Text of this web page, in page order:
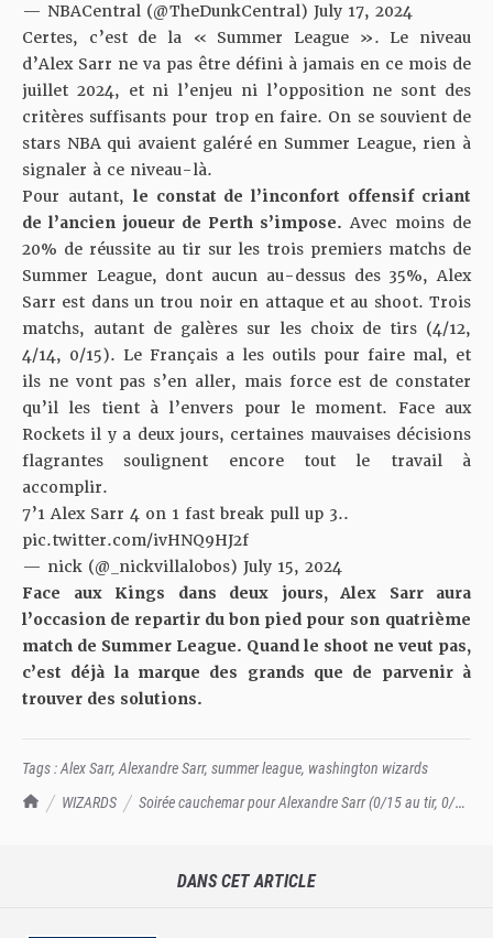
TrashTalk Actu NBA
WIZARDS
Soirée cauchemar pour Alexandre Sarr (0/15 au tir, 0/7
— NBACentral (@TheDunkCentral) July 17, 2024
Certes, c’est de la « Summer League ». Le niveau
d’Alex Sarr ne va pas être défini à jamais en ce mois de
juillet 2024, et ni l’enjeu ni l’opposition ne sont des
critères suffisants pour trop en faire. On se souvient de
stars NBA qui avaient galéré en Summer League, rien à
signaler à ce niveau-là.
Pour autant, le constat de l’inconfort offensif criant
de l’ancien joueur de Perth s’impose. Avec moins de
20% de réussite au tir sur les trois premiers matchs de
Summer League, dont aucun au-dessus des 35%, Alex
Sarr est dans un trou noir en attaque et au shoot. Trois
matchs, autant de galères sur les choix de tirs (4/12,
4/14, 0/15). Le Français a les outils pour faire mal, et
ils ne vont pas s’en aller, mais force est de constater
qu’il les tient à l’envers pour le moment. Face aux
Rockets il y a deux jours, certaines mauvaises décisions
flagrantes soulignent encore tout le travail à
accomplir.
7’1 Alex Sarr 4 on 1 fast break pull up 3..
pic.twitter.com/ivHNQ9HJ2f
— nick (@_nickvillalobos) July 15, 2024
Face aux Kings dans deux jours, Alex Sarr aura
l’occasion de repartir du bon pied pour son quatrième
match de Summer League. Quand le shoot ne veut pas,
c’est déjà la marque des grands que de parvenir à
trouver des solutions.
Tags :Alex Sarr,Alexandre Sarr, summer league, washington wizards
DANS CET ARTICLE